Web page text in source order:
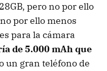
pero no por ello
por ello menos
para la cámara
de 5.000 mAh que
un gran teléfono de